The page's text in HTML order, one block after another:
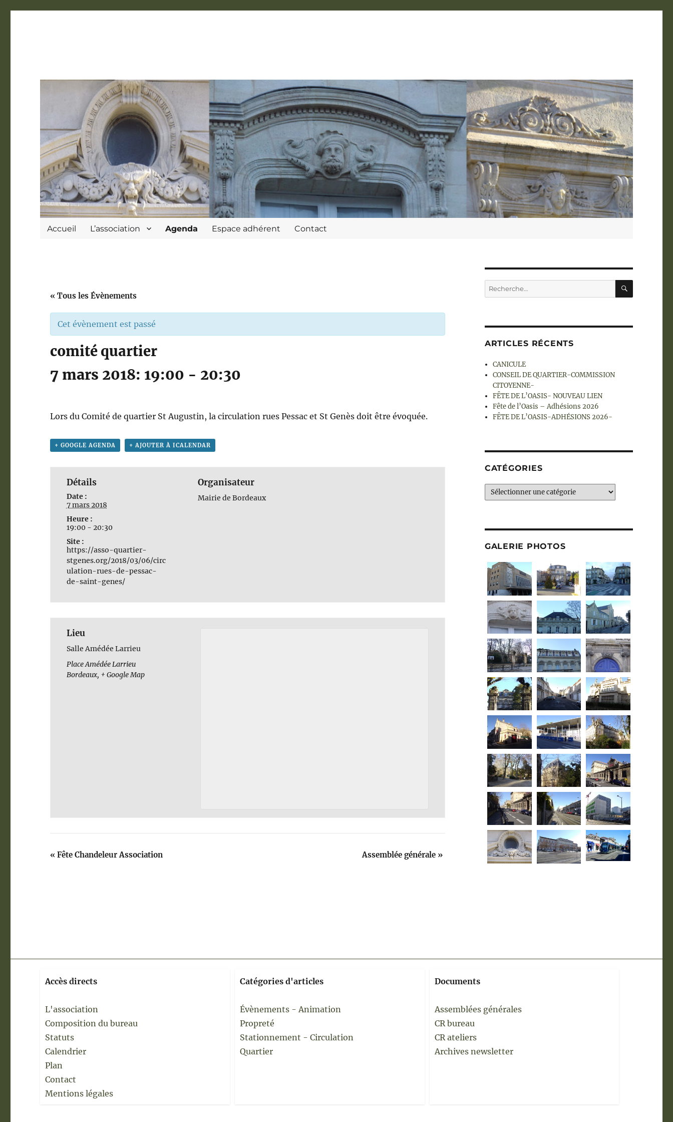
Accueil L’association Agenda Espace adhérent Contact
« Tous les Évènements
Cet évènement est passé
comité quartier
7 mars 2018: 19:00 - 20:30
Lors du Comité de quartier St Augustin, la circulation rues Pessac et St Genès doit être évoquée.
+ GOOGLE AGENDA + AJOUTER À ICALENDAR
Détails
Date :
7 mars 2018
Heure :
19:00 - 20:30
Site :
https://asso-quartier-
stgenes.org/2018/03/06/circ
ulation-rues-de-pessac-
de-saint-genes/
Organisateur
Mairie de Bordeaux
Lieu
Salle Amédée Larrieu
Place Amédée Larrieu
Bordeaux, + Google Map
« Fête Chandeleur Association Assemblée générale »
Recherche
pour :
ARTICLES RÉCENTS
CANICULE
CONSEIL DE QUARTIER-COMMISSION
CITOYENNE-
FÊTE DE L’OASIS- NOUVEAU LIEN
Fête de l’Oasis – Adhésions 2026
FÊTE DE L’OASIS-ADHÉSIONS 2026-
CATÉGORIES
Catégories
GALERIE PHOTOS
Accès directs
L'association
Composition du bureau
Statuts
Calendrier
Plan
Contact
Mentions légales
Catégories d'articles
Évènements - Animation
Propreté
Stationnement - Circulation
Quartier
Documents
Assemblées générales
CR bureau
CR ateliers
Archives newsletter